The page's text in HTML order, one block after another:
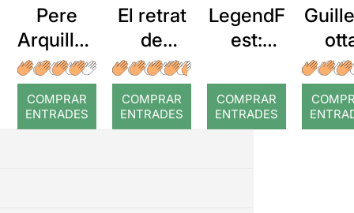
Pere
Arquillué
: Coral
romput
COMPRAR
ENTRADES
El retrat
de
Dorian
Gray
COMPRAR
ENTRADES
LegendF
est:
at. Una
nit amb
COMPRAR
ENTRADES